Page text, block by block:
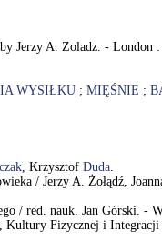
Jerzy A. Zoladz. -
WYSIŁKU ; MIĘŚNIE ;
, Krzysztof Duda.
/ Jerzy A. Żołądź,
/ red. nauk. Jan Górski. -
Kultury Fizycznej i Integracji